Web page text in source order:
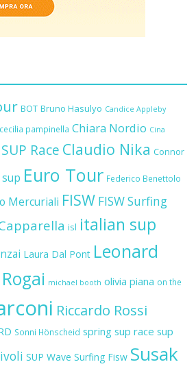
BOT Bruno Hasulyo Candice Appleby
cecilia pampinella Chiara Nordio Cina
Race Claudio Nika Connor
Euro Tour Federico Benettolo
Mercuriali FISW FISW Surfing
isl italian sup
Laura Dal Pont Leonard
michael booth olivia piana on the
Riccardo Rossi
Sonni Hönscheid spring sup race sup
SUP Wave Surfing Fisw Susak